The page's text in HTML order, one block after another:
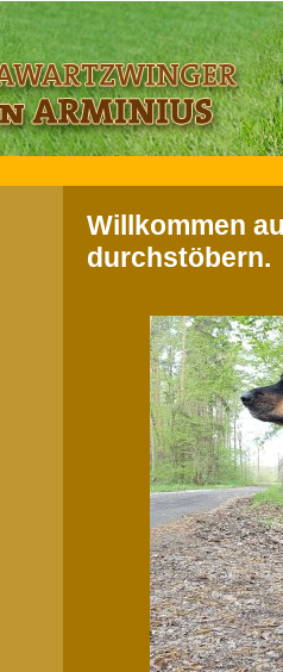
Willkommen
durchstöbern.